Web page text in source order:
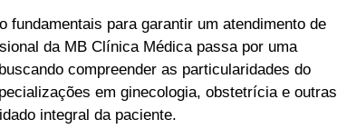
fundamentais para garantir um atendimento de
da MB Clínica Médica passa por uma
compreender as particularidades do
em ginecologia, obstetrícia e outras
integral da paciente.